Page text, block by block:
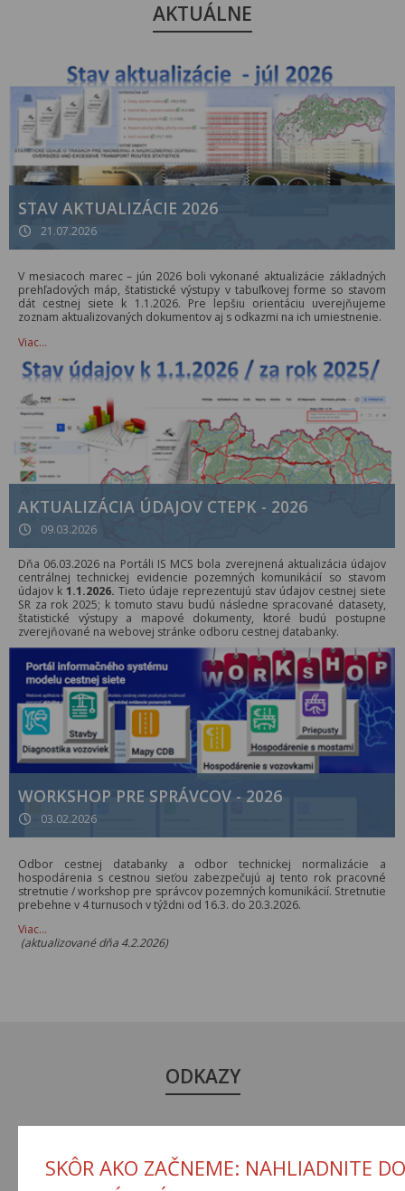
SKÔR AKO ZAČNEME: NAHLIADNITE
AKTUÁLNE
STAV AKTUALIZÁCIE 2026
21.07.2026
V mesiacoch marec – jún 2026 boli vykonané aktualizácie základných
prehľadových máp, štatistické výstupy v tabuľkovej forme so stavom
dát cestnej siete k 1.1.2026. Pre lepšiu orientáciu uverejňujeme
zoznam aktualizovaných dokumentov aj s odkazmi na ich umiestnenie.
Viac…
AKTUALIZÁCIA ÚDAJOV CTEPK - 2026
09.03.2026
Dňa 06.03.2026 na Portáli IS MCS bola zverejnená aktualizácia údajov
centrálnej technickej evidencie pozemných komunikácií so stavom
údajov k 1.1.2026. Tieto údaje reprezentujú stav údajov cestnej siete
SR za rok 2025; k tomuto stavu budú následne spracované datasety,
štatistické výstupy a mapové dokumenty, ktoré budú postupne
zverejňované na webovej stránke odboru cestnej databanky.
WORKSHOP PRE SPRÁVCOV - 2026
03.02.2026
Odbor cestnej databanky a odbor technickej normalizácie a
hospodárenia s cestnou sieťou zabezpečujú aj tento rok pracovné
stretnutie / workshop pre správcov pozemných komunikácií. Stretnutie
prebehne v 4 turnusoch v týždni od 16.3. do 20.3.2026.
Viac…
(aktualizované dňa 4.2.2026)
ODKAZY